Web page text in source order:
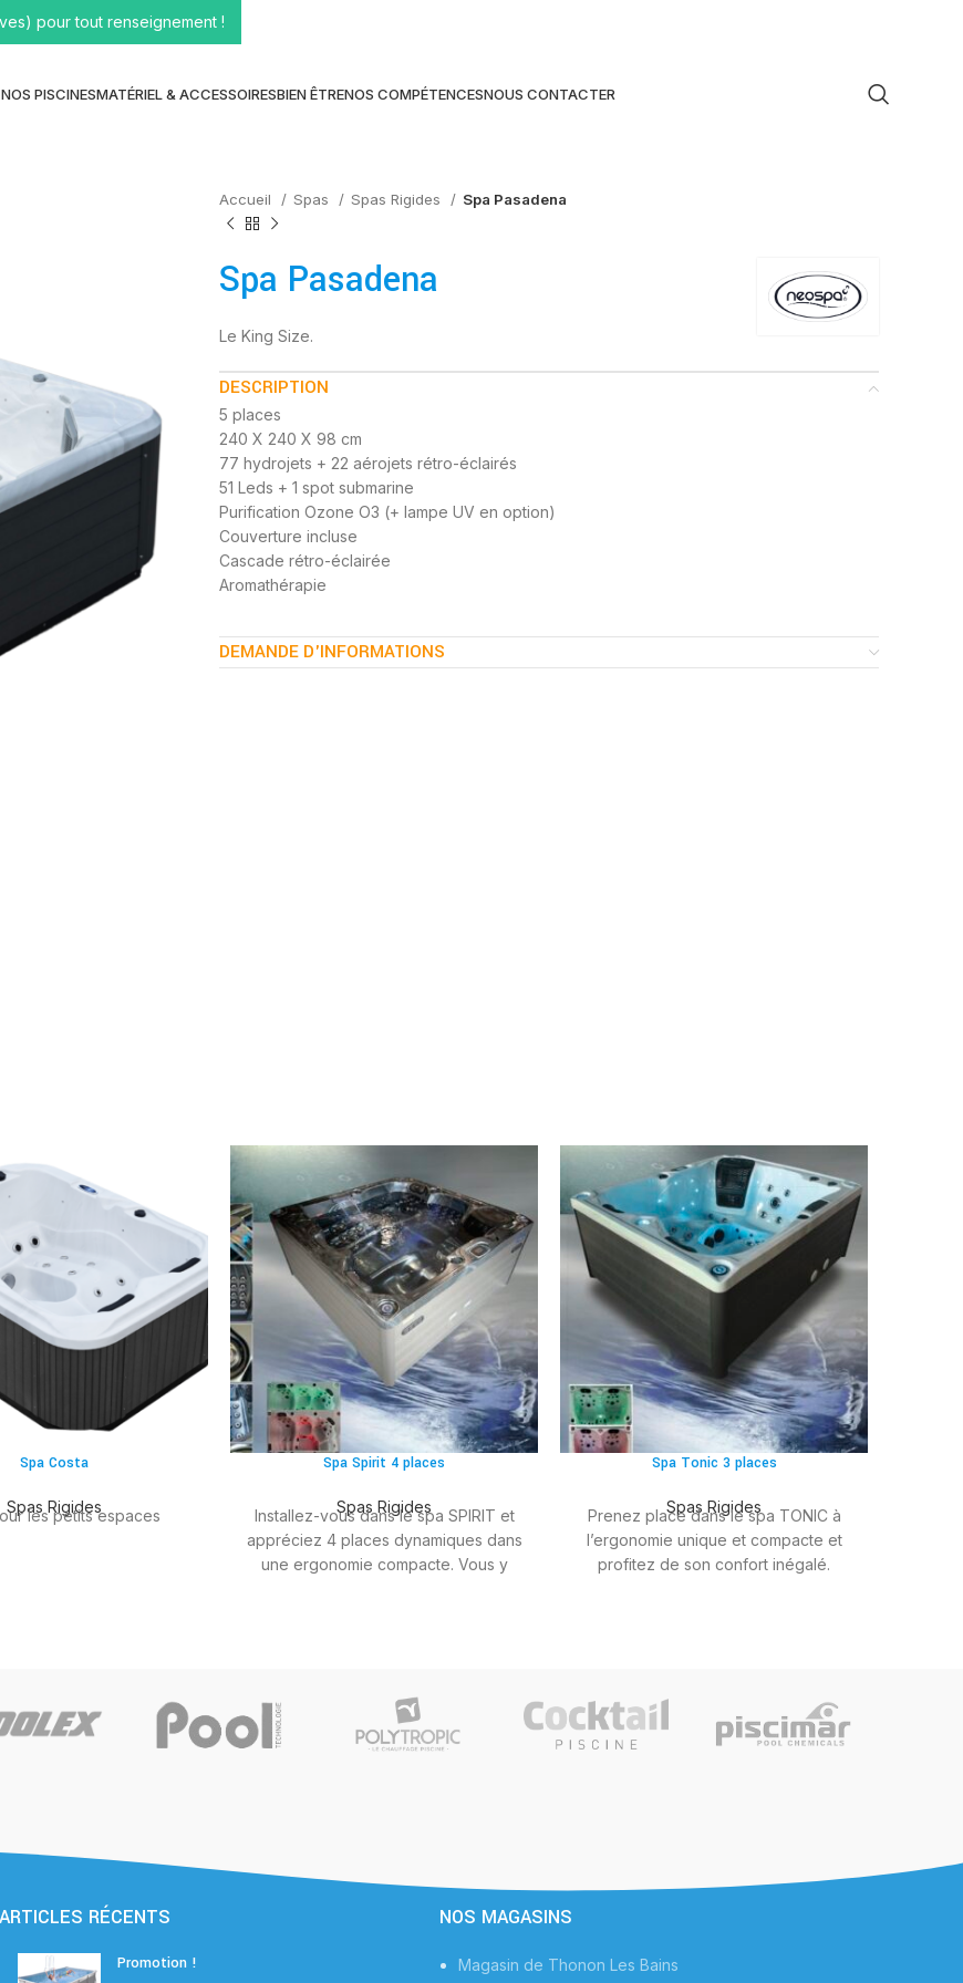
NOS PISCINESMATÉRIEL & ACCESSOIRESBIEN ÊTRENOS COMPÉTENCESNOUS CONTACTER
Accueil Spas Spas Rigides Spa Pasadena
Spa Pasadena
Le King Size.
DESCRIPTION
5 places
240 X 240 X 98 cm
77 hydrojets + 22 aérojets rétro-éclairés
51 Leds + 1 spot submarine
Purification Ozone O3 (+ lampe UV en option)
Couverture incluse
Cascade rétro-éclairée
Aromathérapie
DEMANDE D'INFORMATIONS
Spa Costa
Spas Rigides
les petits espaces
Spa Spirit 4 places
Spas Rigides
Installez-vous dans le spa SPIRIT et
appréciez 4 places dynamiques dans
une ergonomie compacte. Vous y
des spécificités méticuleuse- ment
étudiées.
Spa Tonic 3 places
Spas Rigides
Prenez place dans le spa TONIC à
l’ergonomie unique et compacte et
profitez de son confort inégalé.
ARTICLES RÉCENTS
Promotion !
NOS MAGASINS
Magasin de Thonon Les Bains
pour tout renseignement !